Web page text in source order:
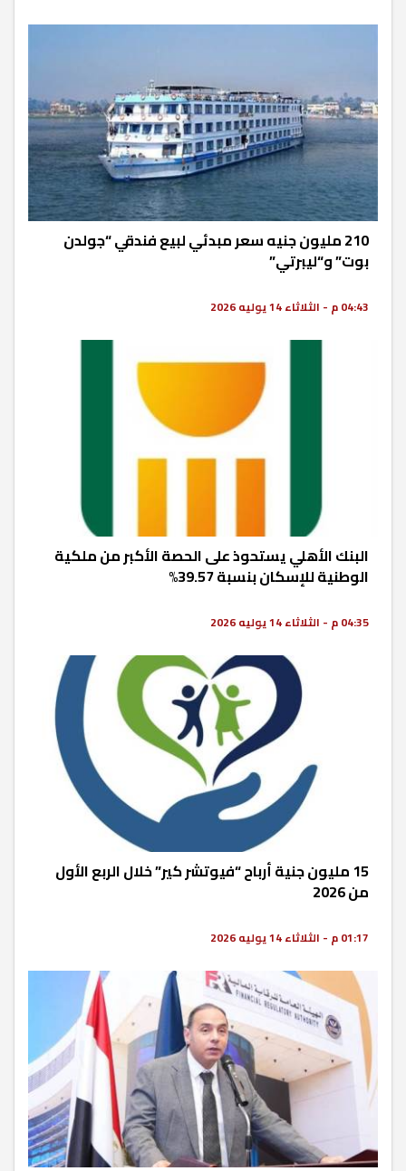
210 مليون جنيه سعر مبدئي لبيع فندقي “جولدن
بوت” و“ليبرتي”
04:43 م - الثلاثاء 14 يوليه 2026
البنك الأهلي يستحوذ على الحصة الأكبر من ملكية
الوطنية للإسكان بنسبة 39.57%
04:35 م - الثلاثاء 14 يوليه 2026
15 مليون جنية أرباح “فيوتشر كير” خلال الربع الأول
من 2026
01:17 م - الثلاثاء 14 يوليه 2026